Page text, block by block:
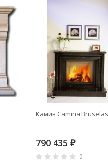
Камин Camina Bruselas
790 435₽
0